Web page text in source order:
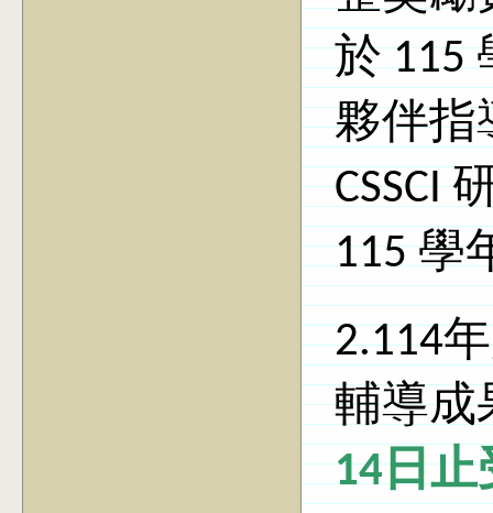
於 115
夥伴指
CSSCI
115 學
2.114
輔導成
14日止